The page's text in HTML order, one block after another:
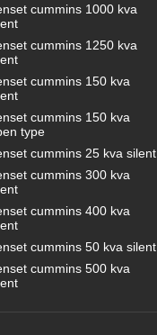
cummins 1000 kva
cummins 1250 kva
cummins 150 kva
cummins 150 kva
type
cummins 25 kva silent
cummins 300 kva
cummins 400 kva
cummins 50 kva silent
cummins 500 kva